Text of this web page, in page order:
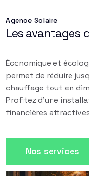
Agence Solaire
Les avantages
Économique et
permet de réduire
chauffage tout en
Profitez d'une
financières
Nos services